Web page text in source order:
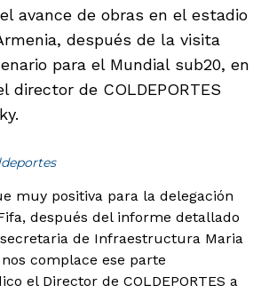
avance de obras en el estadio
después de la visita
para el Mundial sub20, en
director de COLDEPORTES
muy positiva para la delegación
después del informe detallado
de Infraestructura Maria
complace ese parte
el Director de COLDEPORTES a